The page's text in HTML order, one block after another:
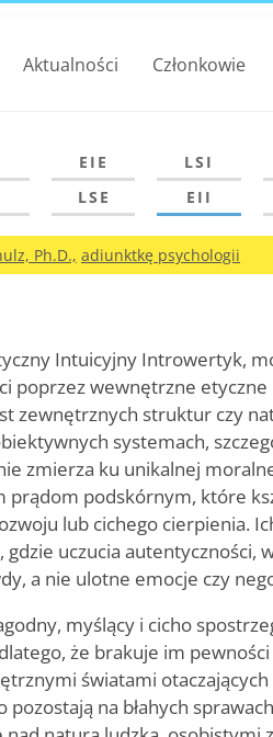
Aktualności Członkowie
EIE LSI
LSE EII
Ph.D., adiunktkę psychologii
Intuicyjny Introwertyk,
poprzez wewnętrzne
zewnętrznych struktur czy
systemach,
zmierza ku unikalnej
podskórnym, które
lub cichego cierpienia.
uczucia autentyczności,
a nie ulotne emocje czy
myślący i cicho
że brakuje im
światami
na błahych